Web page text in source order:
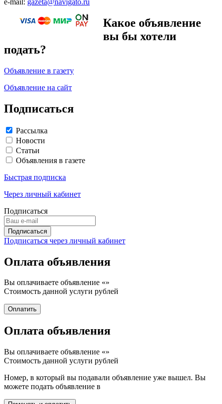
e-mail: gazeta@navigato.ru
Какое объявление
вы бы хотели
подать?
Объявление в газету
Объявление на сайт
Подписаться
Рассылка
Новости
Статьи
Объявления в газете
Быстрая подписка
Через личный кабинет
Подписаться
Подписаться через личный кабинет
Оплата объявления
Вы оплачиваете объявление «»
Стоимость данной услуги рублей
Оплата объявления
Вы оплачиваете объявление «»
Стоимость данной услуги рублей
Номер, в который вы подавали объявление уже вышел. Вы
можете подать объявление в